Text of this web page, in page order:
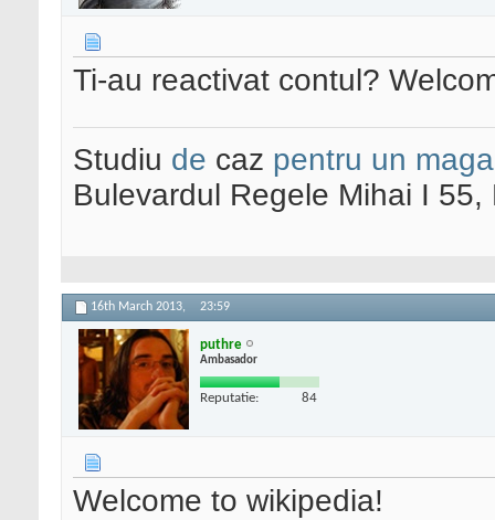
Ti-au reactivat contul?
Studiu de caz pentru un
Bulevardul Regele Mihai I
16th March 2013, 23:59
puthre
Ambasador
Reputatie: 84
Welcome to wikipedia!